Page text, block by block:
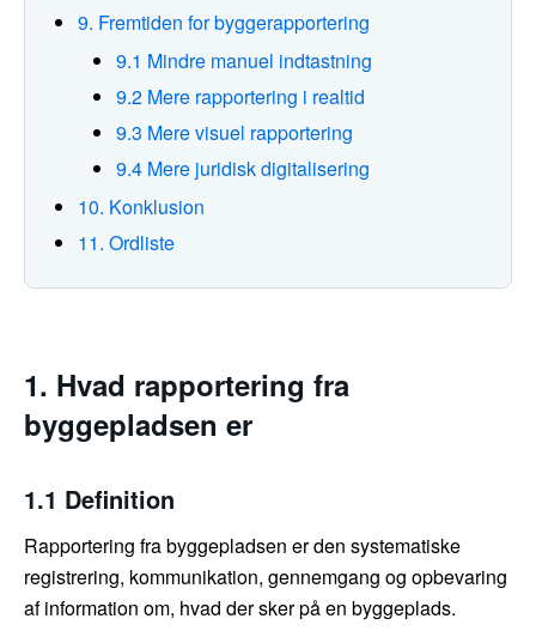
9. Fremtiden for byggerapportering
9.1 Mindre manuel indtastning
9.2 Mere rapportering i realtid
9.3 Mere visuel rapportering
9.4 Mere juridisk digitalisering
10. Konklusion
11. Ordliste
1. Hvad rapportering fra
byggepladsen er
1.1 Definition
Rapportering fra byggepladsen er den systematiske
registrering, kommunikation, gennemgang og opbevaring
af information om, hvad der sker på en byggeplads.